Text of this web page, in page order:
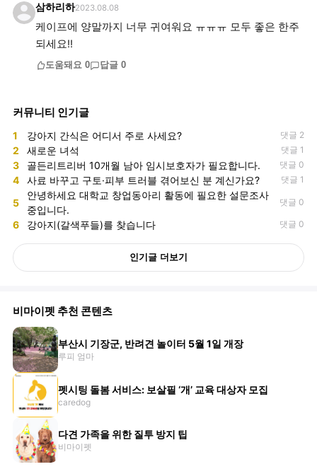
삼하리하2023.08.08
케이프에 양말까지 너무 귀여워요 ㅠㅠㅠ 모두 좋은 한주
되세요!!
도움돼요 0 답글 0
커뮤니티 인기글
1 강아지 간식은 어디서 주로 사세요? 댓글 2
2 새로운 녀석 댓글 1
3 골든리트리버 10개월 남아 임시보호자가 필요합니다. 댓글 0
4 사료 바꾸고 구토·피부 트러블 겪어보신 분 계신가요? 댓글 1
5
안녕하세요 대학교 창업동아리 활동에 필요한 설문조사
중입니다.
댓글 0
6 강아지(갈색푸들)를 찾습니다 댓글 0
인기글 더보기
비마이펫 추천 콘텐츠
부산시 기장군, 반려견 놀이터 5월 1일 개장
루피 엄마
펫시팅 돌봄 서비스: 보살필 ‘개’ 교육 대상자 모집
caredog
다견 가족을 위한 질투 방지 팁
비마이펫